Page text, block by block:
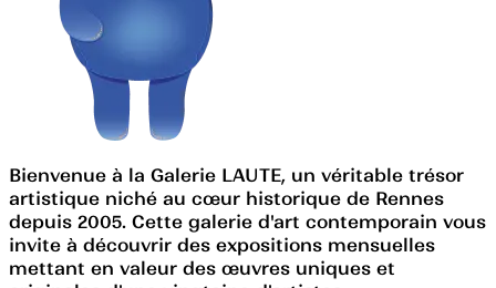
Bienvenue à la Galerie LAUTE, un véritable trésor
artistique niché au cœur historique de Rennes
depuis 2005. Cette galerie d'art contemporain vous
invite à découvrir des expositions mensuelles
mettant en valeur des œuvres uniques et